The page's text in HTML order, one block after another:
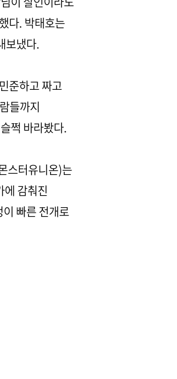
다. 박태호는
보냈다.
준하고 짜고
들까지
쩍 바라봤다.
스터유니온)는
감춰진
빠른 전개로